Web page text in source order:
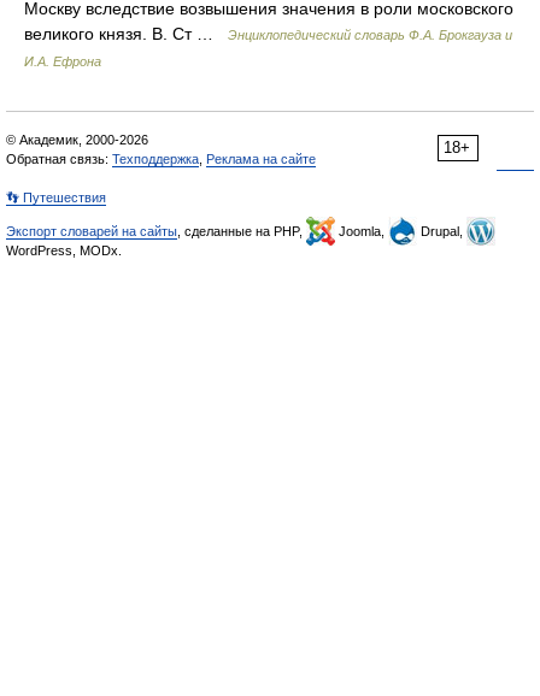
Москву вследствие возвышения значения в роли московского
великого князя. В. Ст …
Энциклопедический словарь Ф.А. Брокгауза и
И.А. Ефрона
18+
© Академик, 2000-2026
Обратная связь: Техподдержка Реклама на сайте
👣 Путешествия
Экспорт словарей на сайты , сделанные на PHP, Joomla,
Drupal,
WordPress, MODx.